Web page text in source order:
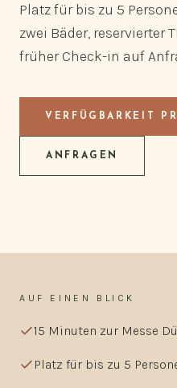
Platz für bis zu 5
zwei Bäder, reservierter
früher Check-in auf
VERFÜGBARKEIT
ANFRAGEN
AUF EINEN BLICK
15 Minuten zur Messe
Platz für bis zu 5